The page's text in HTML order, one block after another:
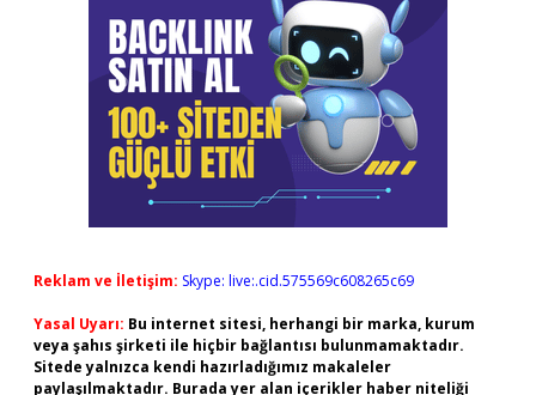
Reklam ve İletişim: Skype: live:.cid.575569c608265c69
Yasal Uyarı: Bu internet sitesi, herhangi bir marka, kurum
veya şahıs şirketi ile hiçbir bağlantısı bulunmamaktadır.
Sitede yalnızca kendi hazırladığımız makaleler
paylaşılmaktadır. Burada yer alan içerikler haber niteliği